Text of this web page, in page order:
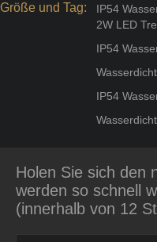
Größe und Tag:
IP54
2W LED
IP54
IP54
Holen Sie sich den
werden so schnell
(innerhalb von 12